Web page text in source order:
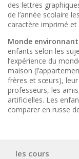
des lettres
de l’année scolaire
caractère imprimé
Monde
enfants selon les
l’expérience du
maison
frères et sœurs), leur
professeurs, les
artificielles. Les
comparer en russe
les cours